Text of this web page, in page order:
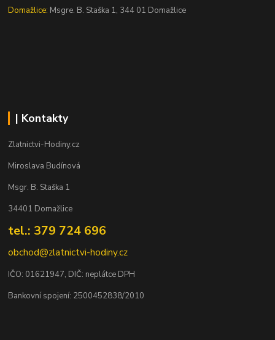
Domažlice: Msgre. B. Staška 1, 344 01 Domažlice
| Kontakty
Zlatnictvi-Hodiny.cz
Miroslava Budínová
Msgr. B. Staška 1
34401 Domažlice
tel.: 379 724 696
obchod@zlatnictvi-hodiny.cz
IČO: 01621947, DIČ: neplátce DPH
Bankovní spojení: 2500452838/2010